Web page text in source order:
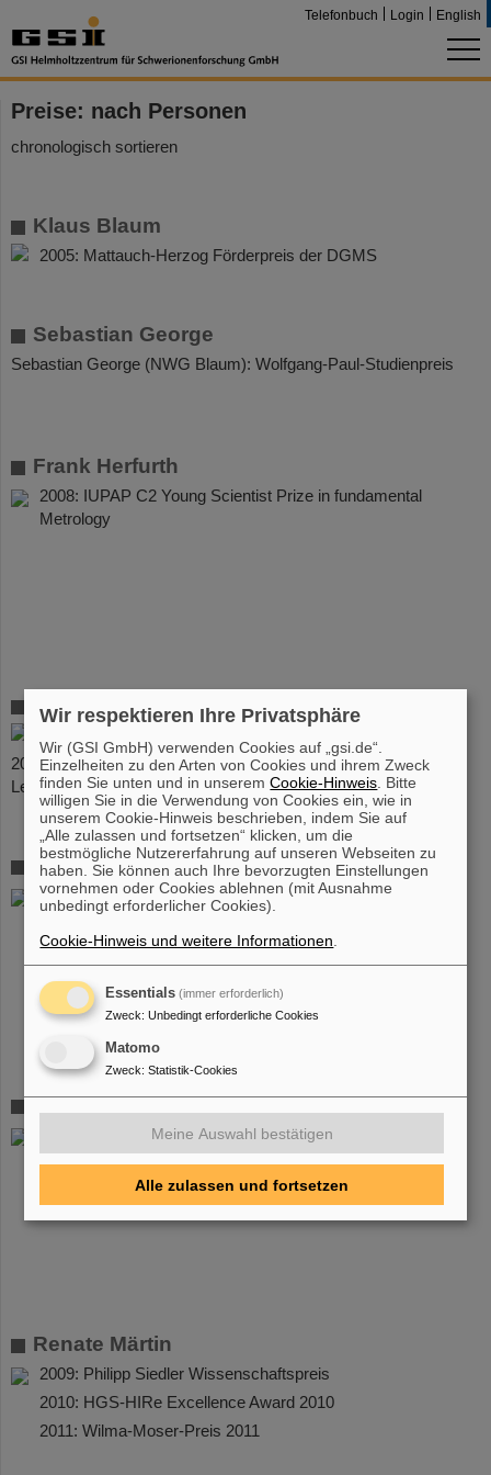
Telefonbuch Login English
Preise: nach Personen
chronologisch sortieren
Klaus Blaum
2005: Mattauch-Herzog Förderpreis der DGMS
Sebastian George
Sebastian George (NWG Blaum): Wolfgang-Paul-Studienpreis
Frank Herfurth
2008: IUPAP C2 Young Scientist Prize in fundamental
Metrology
Jens Ketelaer
2007: Preis des "VDI-Bezirksverein Rheingau" für exzellente
Leistungen in der Wissenschaft und im Ingenieurwesen
Prof. Dr. Hans-Jürgen Kluge
2005: APS Fellow 2005
2008: IUPAP Senior Scientist Medal in Fundamental
Matthias Lochmann
2011: HGS-HIRe Excellence Award 2011
Renate Märtin
2009: Philipp Siedler Wissenschaftspreis
2010: HGS-HIRe Excellence Award 2010
2011: Wilma-Moser-Preis 2011
Wir respektieren Ihre Privatsphäre
Wir (GSI GmbH) verwenden Cookies auf „gsi.de“.
Einzelheiten zu den Arten von Cookies und ihrem Zweck
finden Sie unten und in unseremCookie-Hinweis . Bitte
willigen Sie in die Verwendung von Cookies ein, wie in
unserem Cookie-Hinweis beschrieben, indem Sie auf
„Alle zulassen und fortsetzen“ klicken, um die
bestmögliche Nutzererfahrung auf unseren Webseiten zu
haben. Sie können auch Ihre bevorzugten Einstellungen
vornehmen oder Cookies ablehnen (mit Ausnahme
unbedingt erforderlicher Cookies).
Cookie-Hinweis und weitere Informationen
Essentials (immer erforderlich)
Zweck: Unbedingt erforderliche Cookies
Matomo
Zweck: Statistik-Cookies
Meine Auswahl bestätigen
Alle zulassen und fortsetzen